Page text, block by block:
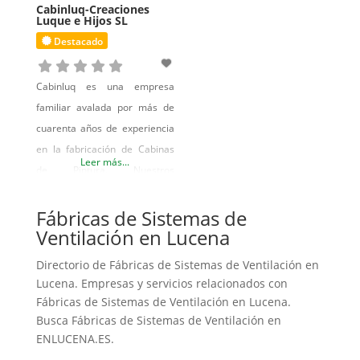
Cabinluq-Creaciones
Luque e Hijos SL
Destacado
Cabinluq es una empresa
familiar avalada por más de
cuarenta años de experiencia
en la fabricación de Cabinas
de Pintura. Nuestros
ambiente gracias a la
constante innovación de
competitivos del mercado, ya
que somos fabricantes y
distribuidores. Damos las
Leer más...
Fábricas de Sistemas de
Ventilación en Lucena
Directorio de Fábricas de Sistemas de Ventilación en
Lucena. Empresas y servicios relacionados con
Fábricas de Sistemas de Ventilación en Lucena.
Busca Fábricas de Sistemas de Ventilación en
ENLUCENA.ES.